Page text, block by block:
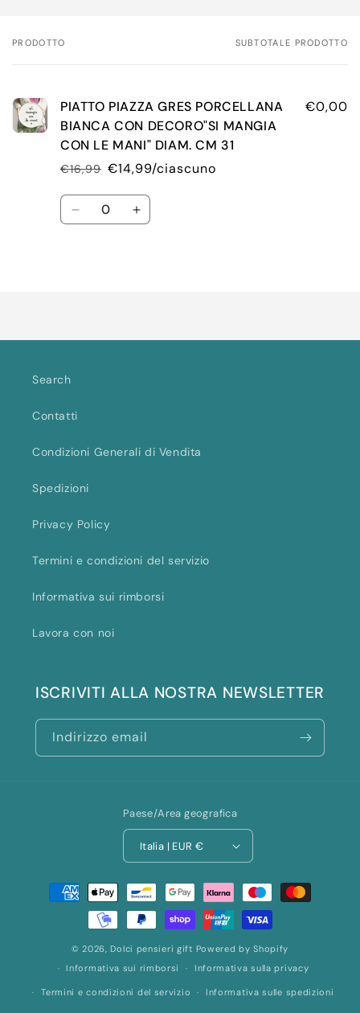
Il
PRODOTTO SUBTOTALE PRODOTTO
PIATTO PIAZZA GRES PORCELLANA
BIANCA CON DECORO"SI MANGIA
CON LE MANI" DIAM. CM 31
Prezzo
di
listino
€16,99
Prezzo
scontato
€14,99/ciascuno
€0,00
Quantità
DiminuisciAumenta
Search
Contatti
Condizioni Generali di Vendita
Spedizioni
Privacy Policy
Termini e condizioni del servizio
Informativa sui rimborsi
Lavora con noi
ISCRIVITI ALLA NOSTRA NEWSLETTER
Indirizzo email
Paese/Area geografica
Italia | EUR €
Metodi
pagamento
© 2026,Dolci pensieri gift Powered by Shopify
Informativa sui rimborsi
Informativa sulla privacy
Termini e condizioni del servizio Informativa sulle spedizioni